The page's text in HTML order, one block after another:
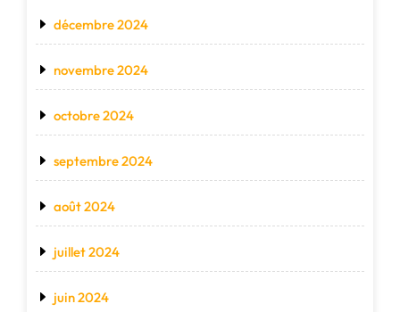
décembre 2024
novembre 2024
octobre 2024
septembre 2024
août 2024
juillet 2024
juin 2024